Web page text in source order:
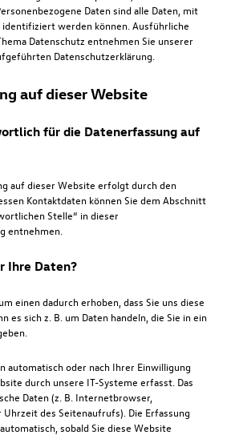
Daten sind alle Daten, mit
identifiziert werden können. Ausführliche
Datenschutz entnehmen Sie unserer
Datenschutzerklärung.
auf dieser Website
für die Datenerfassung auf
auf dieser Website erfolgt durch den
Kontaktdaten können Sie dem Abschnitt
Stelle“ in dieser
entnehmen.
Ihre Daten?
einen dadurch erhoben, dass Sie uns diese
es sich z. B. um Daten handeln, die Sie in ein
automatisch oder nach Ihrer Einwilligung
durch unsere IT-Systeme erfasst. Das
Daten (z. B. Internetbrowser,
des Seitenaufrufs). Die Erfassung
sobald Sie diese Website